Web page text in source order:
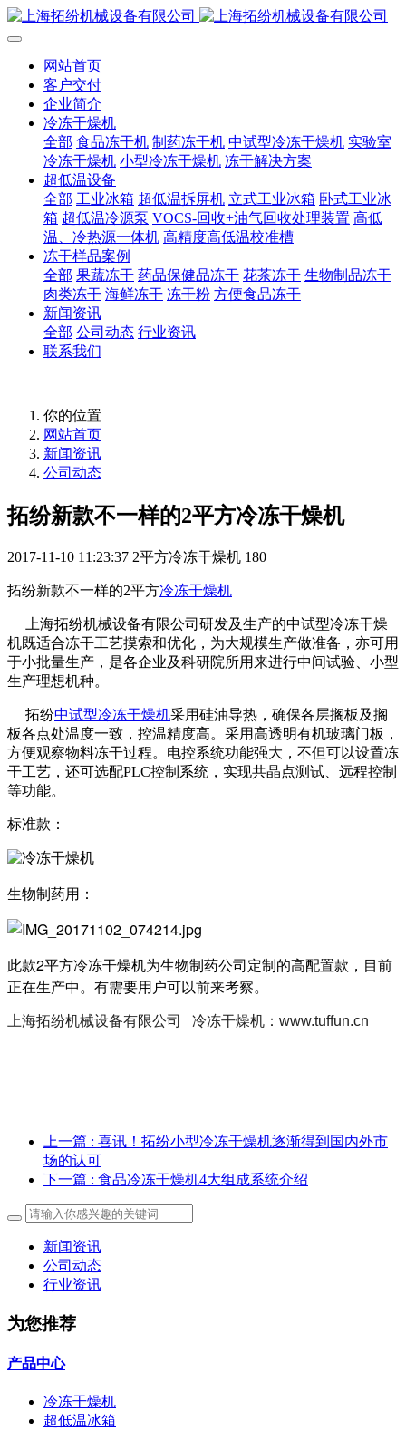
网站首页
客户交付
企业简介
冷冻干燥机
全部 食品冻干机 制药冻干机 中试型冷冻干燥机 实验室
冷冻干燥机 小型冷冻干燥机 冻干解决方案
超低温设备
全部 工业冰箱 超低温拆屏机 立式工业冰箱 卧式工业冰
箱 超低温冷源泵 VOCS-回收+油气回收处理装置 高低
温、冷热源一体机 高精度高低温校准槽
冻干样品案例
全部 果蔬冻干 药品保健品冻干 花茶冻干 生物制品冻干
肉类冻干 海鲜冻干 冻干粉 方便食品冻干
新闻资讯
全部 公司动态 行业资讯
联系我们
你的位置
网站首页
新闻资讯
公司动态
拓纷新款不一样的2平方冷冻干燥机
2017-11-10 11:23:37 2平方冷冻干燥机 180
拓纷新款不一样的2平方冷冻干燥机
上海拓纷机械设备有限公司研发及生产的中试型冷冻干燥
机既适合冻干工艺摸索和优化，为大规模生产做准备，亦可用
于小批量生产，是各企业及科研院所用来进行中间试验、小型
生产理想机种。
拓纷中试型冷冻干燥机采用硅油导热，确保各层搁板及搁
板各点处温度一致，控温精度高。采用高透明有机玻璃门板，
方便观察物料冻干过程。电控系统功能强大，不但可以设置冻
干工艺，还可选配PLC控制系统，实现共晶点测试、远程控制
等功能。
标准款：
生物制药用：
此款2平方冷冻干燥机为生物制药公司定制的高配置款，目前
正在生产中。有需要用户可以前来考察。
上海拓纷机械设备有限公司 冷冻干燥机：www.tuffun.cn
上一篇 : 喜讯！拓纷小型冷冻干燥机逐渐得到国内外市
场的认可
下一篇 : 食品冷冻干燥机4大组成系统介绍
新闻资讯
公司动态
行业资讯
为您推荐
产品中心
冷冻干燥机
超低温冰箱